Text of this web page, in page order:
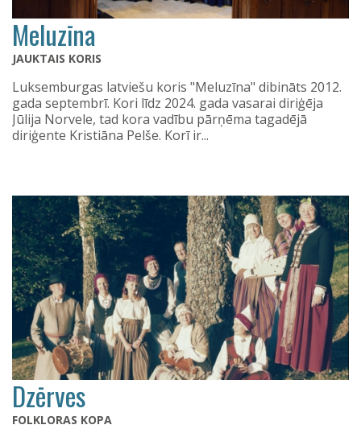
Meluzīna
JAUKTAIS KORIS
Luksemburgas latviešu koris "Meluzīna" dibināts 2012.
gada septembrī. Kori līdz 2024. gada vasarai diriģēja
Jūlija Norvele, tad kora vadību pārņēma tagadējā
diriģente Kristiāna Pelše. Korī ir...
Dzērves
FOLKLORAS KOPA